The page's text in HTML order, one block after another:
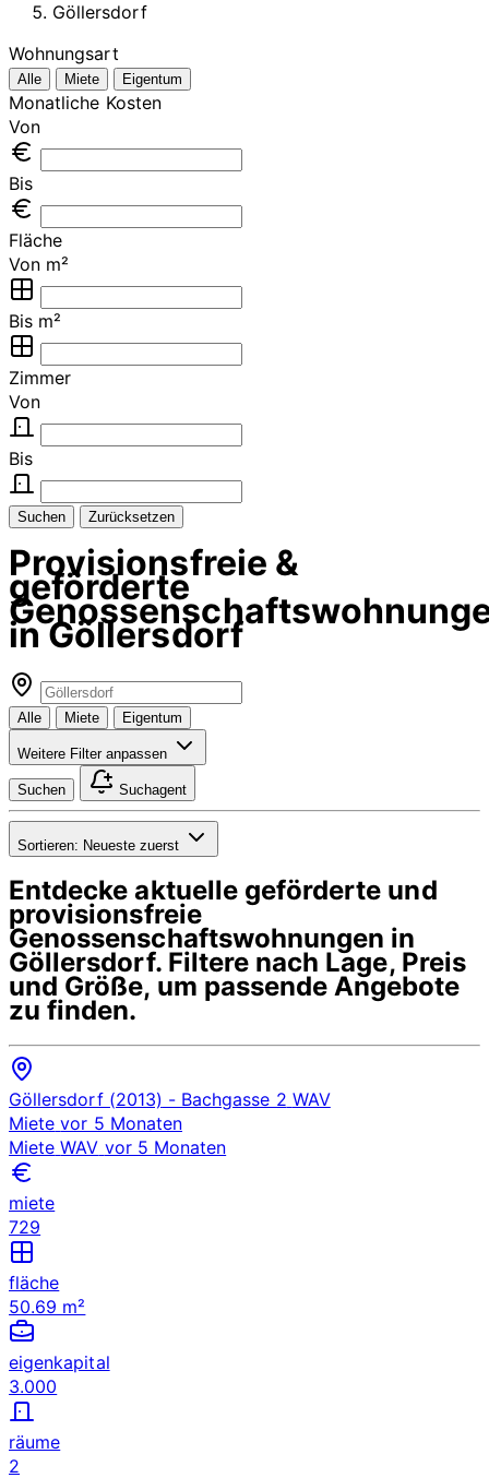
Göllersdorf
Wohnungsart
Alle Miete Eigentum
Monatliche Kosten
Von
Bis
Fläche
Von m²
Bis m²
Zimmer
Von
Bis
Suchen Zurücksetzen
Provisionsfreie &
geförderte
in Göllersdorf
Alle Miete Eigentum
Weitere Filter anpassen
Suchen Suchagent
Sortieren: Neueste zuerst
Entdecke aktuelle geförderte und
provisionsfreie
Genossenschaftswohnungen in
Göllersdorf. Filtere nach Lage, Preis
und Größe, um passende Angebote
zu finden.
Göllersdorf (2013) - Bachgasse 2 WAV
Miete vor 5 Monaten
Miete WAV vor 5 Monaten
miete
729
fläche
50.69 m²
eigenkapital
3.000
räume
2